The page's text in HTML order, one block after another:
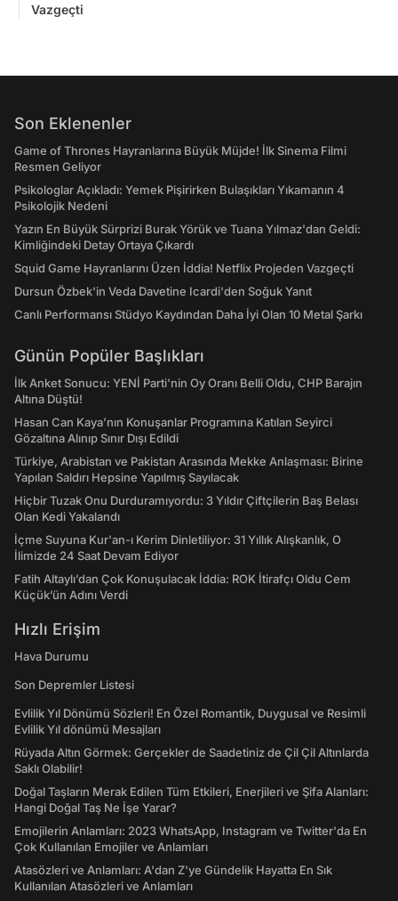
Vazgeçti
Son Eklenenler
Game of Thrones Hayranlarına Büyük Müjde! İlk Sinema Filmi
Resmen Geliyor
Psikologlar Açıkladı: Yemek Pişirirken Bulaşıkları Yıkamanın 4
Psikolojik Nedeni
Yazın En Büyük Sürprizi Burak Yörük ve Tuana Yılmaz'dan Geldi:
Kimliğindeki Detay Ortaya Çıkardı
Squid Game Hayranlarını Üzen İddia! Netflix Projeden Vazgeçti
Dursun Özbek'in Veda Davetine Icardi'den Soğuk Yanıt
Canlı Performansı Stüdyo Kaydından Daha İyi Olan 10 Metal Şarkı
Günün Popüler Başlıkları
İlk Anket Sonucu: YENİ Parti'nin Oy Oranı Belli Oldu, CHP Barajın
Altına Düştü!
Hasan Can Kaya’nın Konuşanlar Programına Katılan Seyirci
Gözaltına Alınıp Sınır Dışı Edildi
Türkiye, Arabistan ve Pakistan Arasında Mekke Anlaşması: Birine
Yapılan Saldırı Hepsine Yapılmış Sayılacak
Hiçbir Tuzak Onu Durduramıyordu: 3 Yıldır Çiftçilerin Baş Belası
Olan Kedi Yakalandı
İçme Suyuna Kur'an-ı Kerim Dinletiliyor: 31 Yıllık Alışkanlık, O
İlimizde 24 Saat Devam Ediyor
Fatih Altaylı’dan Çok Konuşulacak İddia: ROK İtirafçı Oldu Cem
Küçük’ün Adını Verdi
Hızlı Erişim
Hava Durumu
Son Depremler Listesi
Evlilik Yıl Dönümü Sözleri! En Özel Romantik, Duygusal ve Resimli
Evlilik Yıl dönümü Mesajları
Rüyada Altın Görmek: Gerçekler de Saadetiniz de Çil Çil Altınlarda
Saklı Olabilir!
Doğal Taşların Merak Edilen Tüm Etkileri, Enerjileri ve Şifa Alanları:
Hangi Doğal Taş Ne İşe Yarar?
Emojilerin Anlamları: 2023 WhatsApp, Instagram ve Twitter'da En
Çok Kullanılan Emojiler ve Anlamları
Atasözleri ve Anlamları: A'dan Z'ye Gündelik Hayatta En Sık
Kullanılan Atasözleri ve Anlamları